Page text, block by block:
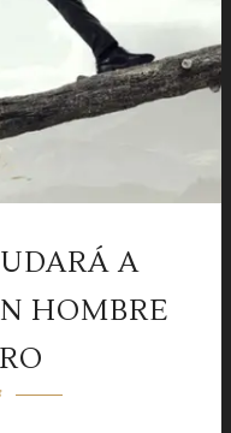
A
HOMBRE